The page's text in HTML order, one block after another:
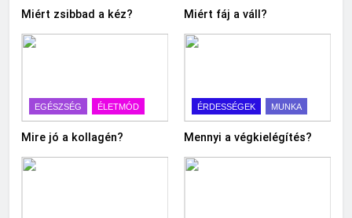
Miért zsibbad a kéz? Miért fáj a váll?
EGÉSZSÉG ÉLETMÓD
Mire jó a kollagén?
ÉRDESSÉGEK MUNKA
Mennyi a végkielégítés?